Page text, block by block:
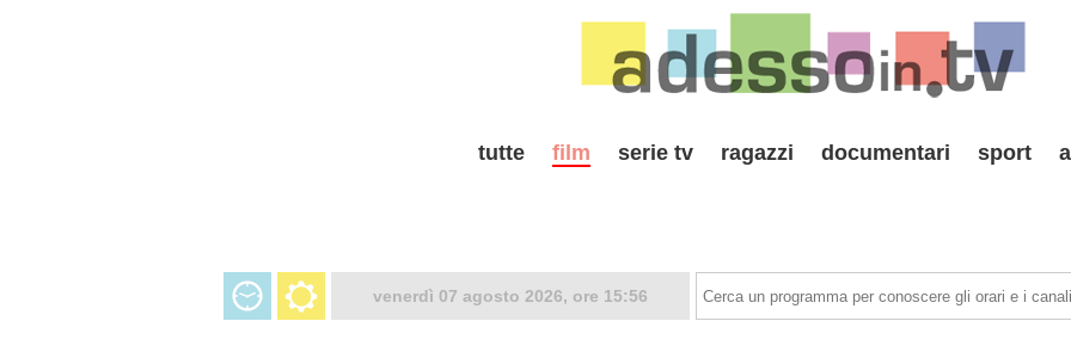
tutte film serie tv ragazzi documentari sport
venerdì 07 agosto 2026, ore 15:56